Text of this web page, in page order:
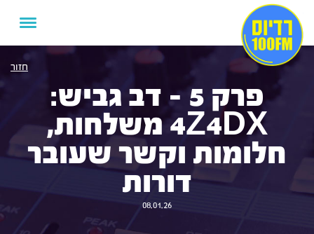
חזור
פרק 5 – דב גביש:
4Z4DX משלחות,
חלומות וקשר שעובר
דורות
08.01.26